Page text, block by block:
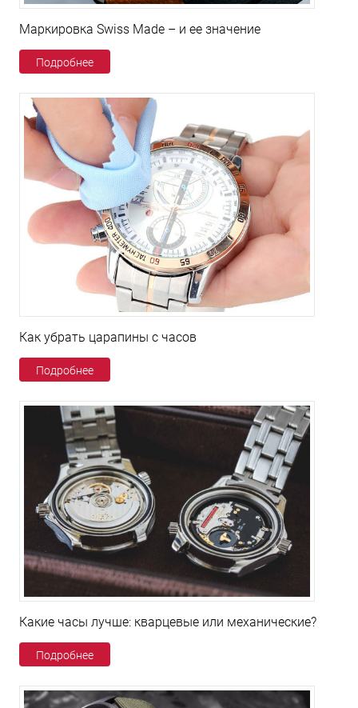
Маркировка Swiss Made – и ее значение
Подробнее
Как убрать царапины с часов
Подробнее
Какие часы лучше: кварцевые или механические?
Подробнее